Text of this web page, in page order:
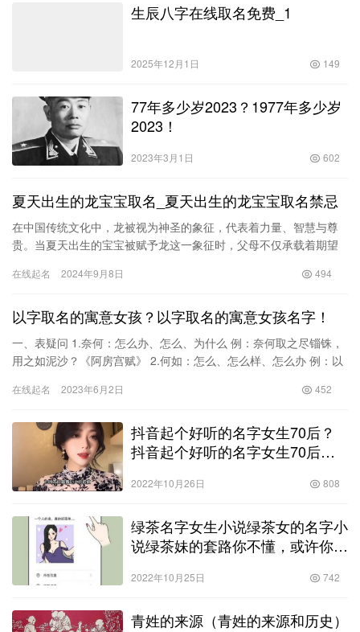
生辰八字在线取名免费_1
2025年12月1日 149
77年多少岁2023？1977年多少岁
2023！
2023年3月1日 602
夏天出生的龙宝宝取名_夏天出生的龙宝宝取名禁忌
在中国传统文化中，龙被视为神圣的象征，代表着力量、智慧与尊
贵。当夏天出生的宝宝被赋予龙这一象征时，父母不仅承载着期望
如何为…
在线起名 2024年9月8日 494
以字取名的寓意女孩？以字取名的寓意女孩名字！
一、表疑问 1.奈何：怎么办、怎么、为什么 例：奈何取之尽锱铢，
用之如泥沙？《阿房宫赋》 2.何如：怎么、怎么样、怎么办 例：以
在线起名 2023年6月2日 452
抖音起个好听的名字女生70后？
抖音起个好听的名字女生70后网
2022年10月26日 808
绿茶名字女生小说绿茶女的名字小
说绿茶妹的套路你不懂，或许你已
2022年10月25日 742
青姓的来源（青姓的来源和历史）